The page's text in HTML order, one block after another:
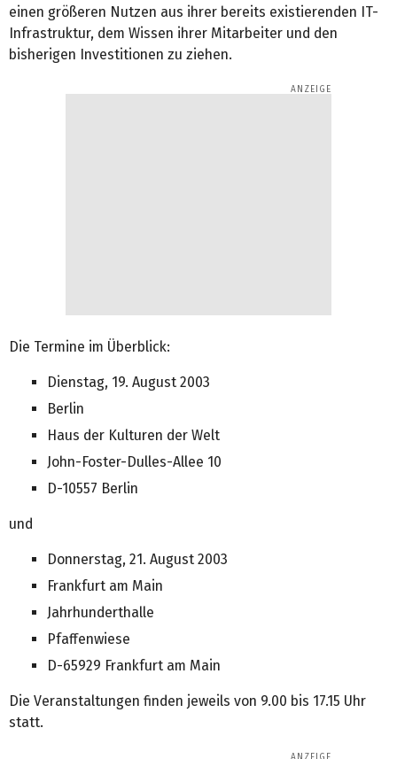
einen größeren Nutzen aus ihrer bereits existierenden IT-
Infrastruktur, dem Wissen ihrer Mitarbeiter und den
bisherigen Investitionen zu ziehen.
Die Termine im Überblick:
Dienstag, 19. August 2003
Berlin
Haus der Kulturen der Welt
John-Foster-Dulles-Allee 10
D-10557 Berlin
und
Donnerstag, 21. August 2003
Frankfurt am Main
Jahrhunderthalle
Pfaffenwiese
D-65929 Frankfurt am Main
Die Veranstaltungen finden jeweils von 9.00 bis 17.15 Uhr
statt.